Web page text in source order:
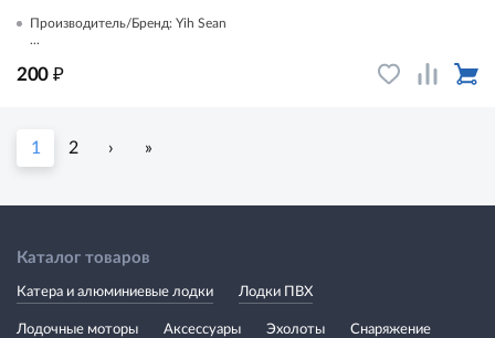
Производитель/Бренд: Yih Sean
...
200 ₽
1 2 › »
Каталог товаров
Катера и алюминиевые лодки Лодки ПВХ
Лодочные моторы Аксессуары Эхолоты Снаряжение